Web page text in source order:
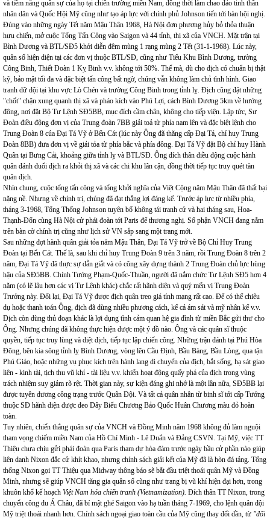
và tiềm năng quân sự của họ tại chiến trường miền Nam, đồng thời làm chao đảo tinh thần
nhân dân và Quốc Hội Mỹ cũng như tạo áp lực với chính phủ Johnson tiến tới bàn hội nghị.
Đúng vào những ngày Tết năm Mậu Thân 1968, Hà Nội đơn phương hủy bỏ thỏa thuận
hưu chiến, mở cuộc Tổng Tấn Công vào Saigon và 44 tỉnh, thị xã của VNCH. Mặt trận tại
Bình Dương và BTL/SĐ5 khởi diễn đêm mùng 1 rạng mùng 2 Tết (31-1-1968). Lúc này,
quân số hiện diện tại các đơn vị thuộc BTL/SĐ, cũng như Tiểu Khu Bình Dương, trường
Công Binh, Thiết Đoàn 1 Kỵ Binh v.v. không tới 50%. Thế mà, dù cho địch có chuẩn bị thật
kỹ, bảo mật tối đa và đặc biệt tấn công bất ngờ, chúng vẫn không làm chủ tình hình. Giao
tranh dữ dội tại khu vực Lò Chén và trường Công Binh trong tỉnh lỵ. Địch cũng đặt những
"chốt" chặn xung quanh thị xã và pháo kích vào Phú Lợi, cách Bình Dương 5km về hướng
đông, nơi đặt Bộ Tư Lệnh SĐ5BB, mục đích cầm chân, không cho tiếp viện. Lập tức, Sư
Đoàn điều động đơn vị của Trung đoàn 7BB giải toả từ phía nam lên và đặc biệt lệnh cho
Trung Đoàn 8 của Đại Tá Vỹ ở Bến Cát (lúc này Ông đã thăng cấp Đại Tá, chỉ huy Trung
Đoàn 8BB) đưa đơn vị về giải tỏa từ phía bắc và phía đông. Đại Tá Vỹ đặt Bộ chỉ huy Hành
Quân tại Bưng Cải, khoảng giữa tỉnh lỵ và BTL/SĐ. Ông đích thân điều động cuộc hành
quân đánh đuổi địch ra khỏi thị xã và các chi khu lân cận, đồng thời tiếp tục truy quét tàn
quân địch.
Nhìn chung, cuộc tổng tấn công và tổng khởi nghĩa của Việt Cộng năm Mậu Thân đã thất bại
nặng nề. Nhưng về chính trị, chúng đã đạt thắng lợi đáng kể. Trước áp lực từ nhiều phía,
tháng 3-1968, Tổng Thống Johnson tuyên bố không tái tranh cử và hai tháng sau, Hoa-
Thạnh-Đốn cùng Hà Nội cử phái đoàn tới Paris để thương nghị. Số phận VNCH đang nằm
trên bàn cờ chính trị cũng như lịch sử VN sắp sang một trang mới.
Sau những đợt hành quân giải tỏa năm Mậu Thân, Đại Tá Vỹ trở về Bộ Chỉ Huy Trung
Đoàn tại Bến Cát. Thế là, sau khi chỉ huy Trung Đoàn 9 trên 3 năm, rồi Trung Đoàn 8 trên 2
năm, Đại Tá Vỹ đã thực sự dẫn giắt và có công xây dựng thành 2 Trung Đoàn chủ lực hùng
hậu của SĐ5BB. Chính Tướng Phạm-Quốc-Thuần, người đã nắm chức Tư Lệnh SĐ5 hơn 4
năm (có lẽ lâu hơn các vị Tư Lệnh khác) chắc rất hãnh diện và quý mến vị Trung Đoàn
Trưởng này. Đổi lại, Đại Tá Vỹ được địch quân treo giá tính mạng rất cao. Để có thể chiêu
dụ hoặc thanh toán Ông, địch đã dùng nhiều phương cách, kể cả ám sát và mỹ nhân kế v.v.
Địch còn dùng thủ đoạn khác là lợi dụng tình cảm quan hệ gia đình từ miền Bắc gửi thư cho
Ông. Nhưng chúng đã không thực hiện được một ý đồ nào. Ông và các quân sĩ thuộc
quyền, tiếp tục truy lùng và diệt địch, tiếp tục lập chiến công. Những trận đánh tại Phú Hòa
Đông, bên kia sông tỉnh lỵ Bình Dương, vòng lên Cầu Định, Bầu Bàng, Bầu Lòng, qua tận
Phú Giáo, hoặc những vụ phục kích trên hành lang di chuyển của địch, bắt sống, hạ sát giao
liên - kinh tài, tịch thu vũ khí - tài liệu v.v. khiến hoạt động quấy phá của địch trong vùng
trách nhiệm suy giảm rõ rệt. Thời gian này, sự kiện đáng ghi nhớ là một lần nữa, SĐ5BB lại
được tuyên dương công trạng trước Quân Đội. Và tất cả quân nhân từ binh sĩ tới cấp Tướng
thuộc SĐ hãnh diện được đeo Dây Biểu Chương Bảo Quốc Huân Chương màu đỏ hoàn
toàn.
Tuy nhiên, chiến thắng quân sự của VNCH và Đồng Minh năm 1968 không đủ làm nguội
tham vọng chiếm miền Nam của Hồ Chí Minh - Lê Duẩn và Đảng CSVN. Tại Mỹ, việc TT
Thiệu chưa chịu gửi phái đoàn qua Paris tham dự hòa đàm trước ngày bầu cử phần nào giúp
liên danh Nixon đắc cử khít khao, nhưng chính sách giải kết của Mỹ đã là hòn đá tảng. Tổng
thống Nixon gọi TT Thiệu qua Midway thông báo sẽ bắt đầu triệt thoái quân Mỹ và Đồng
Minh, nhưng sẽ giúp VNCH tăng gia quân số cũng như trang bị vũ khí hiện đại hơn, trong
khuôn khổ kế hoạch Việt Nam hóa chiến tranh (Vietnamization). Đích thân TT Nixon, trong
chuyến công du Á Châu, đã bí mật ghé Saigon vào hạ tuần tháng 7-1969, cho lệnh quân đội
Mỹ triệt thoái nhanh hơn. Chính sách ngoại giao toàn cầu của Mỹ cũng thay đổi dần, từ "đối